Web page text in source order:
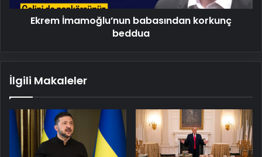
Ekrem İmamoğlu’nun babasından korkunç
beddua
İlgili Makaleler